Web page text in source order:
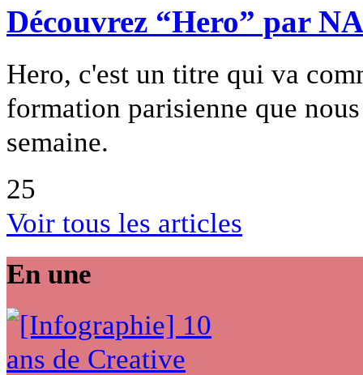
Découvrez “Hero” par
Hero, c'est un titre qui va
formation parisienne que
semaine.
25
Voir tous les articles
En une